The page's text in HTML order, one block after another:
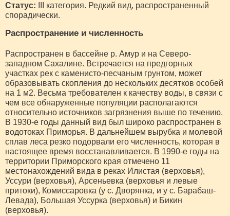
Статус: III категория. Редкий вид, распространенный
спорадически.
Распространение и численность
Распространен в бассейне р. Амур и на Северо-
западном Сахалине. Встречается на предгорных
участках рек с каменисто-песчаным грунтом, может
образовывать скопления до нескольких десятков особей
на 1 м2. Весьма требователен к качеству воды, в связи с
чем все обнаруженные популяции располагаются
относительно источников загрязнения выше по течению.
В 1930-е годы данный вид был широко распространен в
водотоках Приморья. В дальнейшем вырубка и молевой
сплав леса резко подорвали его численность, которая в
настоящее время восстанавливается. В 1990-е годы на
территории Приморского края отмечено 11
местонахождений вида в реках Илистая (верховья),
Уссури (верховья), Арсеньевка (верховья и левые
притоки), Комиссаровка (у с. Дворянка, и у с. Барабаш-
Левада), Большая Уссурка (верховья) и Бикин
(верховья).